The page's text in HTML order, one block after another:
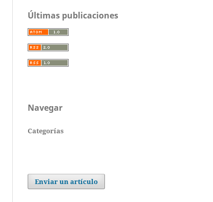
Últimas publicaciones
Navegar
Categorías
Enviar un artículo